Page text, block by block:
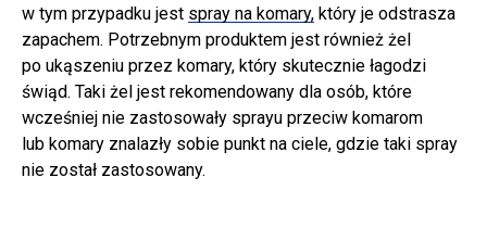
w tym przypadku jest spray na komary, który je odstrasza
zapachem. Potrzebnym produktem jest również żel
po ukąszeniu przez komary, który skutecznie łagodzi
świąd. Taki żel jest rekomendowany dla osób, które
wcześniej nie zastosowały sprayu przeciw komarom
lub komary znalazły sobie punkt na ciele, gdzie taki spray
nie został zastosowany.